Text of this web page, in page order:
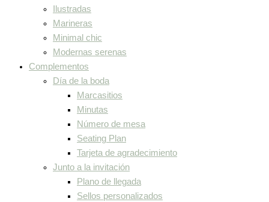
Ilustradas
Marineras
Minimal chic
Modernas serenas
Complementos
Día de la boda
Marcasitios
Minutas
Número de mesa
Seating Plan
Tarjeta de agradecimiento
Junto a la invitación
Plano de llegada
Sellos personalizados